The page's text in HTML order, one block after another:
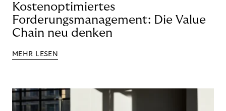
Kostenoptimiertes
Forderungsmanagement: Die Value
Chain neu denken
MEHR LESEN